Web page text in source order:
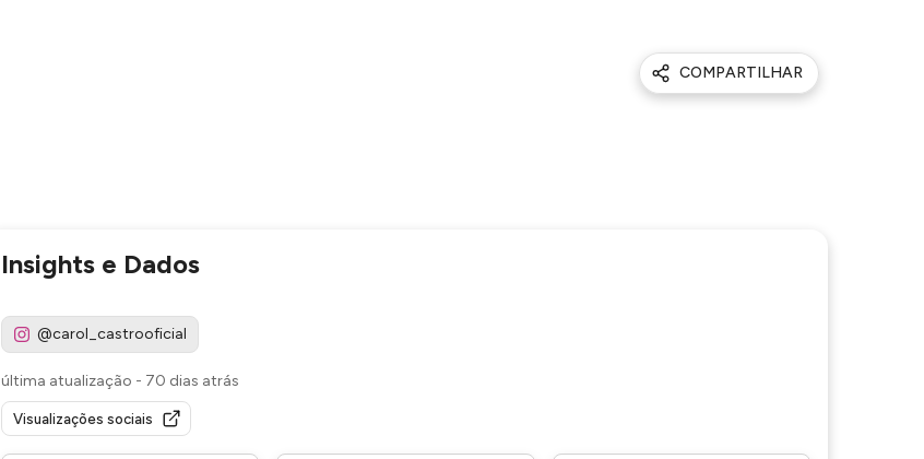
COMPARTILHAR
Insights e Dados
@carol_castrooficial
última atualização - 70 dias atrás
Visualizações sociais